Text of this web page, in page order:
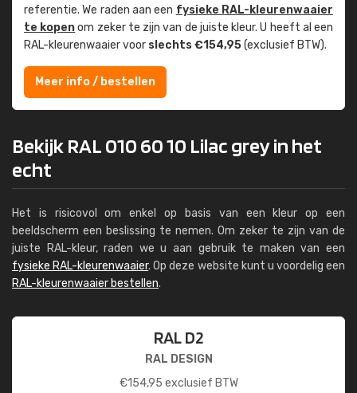
referentie. We raden aan een fysieke RAL-kleuren­waaier
te kopenom zeker te zijn van de juiste kleur. U heeft al een
RAL-kleuren­waaier voor slechts €154,95(exclusief BTW).
Meer info / bestellen
Bekijk RAL 010 60 10 Lilac grey in het
echt
Het is risicovol om enkel op basis van een kleur op een
beeldscherm een beslissing te nemen. Om zeker te zijn van de
juiste RAL-kleur, raden we u aan gebruik te maken van een
fysieke RAL-kleurenwaaier. Op deze website kunt u voordelig een
RAL-kleurenwaaier bestellen.
RAL D2
RAL DESIGN
€154,95 exclusief BTW